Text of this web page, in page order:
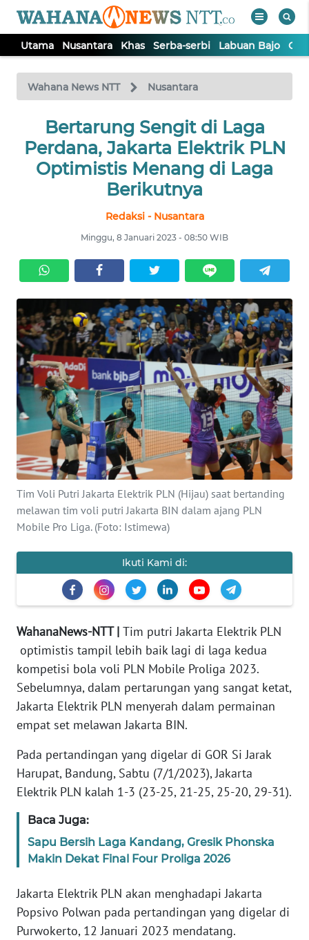
Utama Nusantara Khas Serba-serbi Labuan Bajo
Wahana News NTT Nusantara
Bertarung Sengit di Laga
Perdana, Jakarta Elektrik PLN
Optimistis Menang di Laga
Berikutnya
Redaksi - Nusantara
Minggu, 8 Januari 2023 - 08:50 WIB
Tim Voli Putri Jakarta Elektrik PLN (Hijau) saat bertanding
melawan tim voli putri Jakarta BIN dalam ajang PLN
Mobile Pro Liga. (Foto: Istimewa)
Ikuti Kami di:
WahanaNews-NTT | Tim putri Jakarta Elektrik PLN
optimistis tampil lebih baik lagi di laga kedua
kompetisi bola voli PLN Mobile Proliga 2023.
Sebelumnya, dalam pertarungan yang sangat ketat,
Jakarta Elektrik PLN menyerah dalam permainan
empat set melawan Jakarta BIN.
Pada pertandingan yang digelar di GOR Si Jarak
Harupat, Bandung, Sabtu (7/1/2023), Jakarta
Elektrik PLN kalah 1-3 (23-25, 21-25, 25-20, 29-31).
Baca Juga:
Sapu Bersih Laga Kandang, Gresik Phonska
Makin Dekat Final Four Proliga 2026
Jakarta Elektrik PLN akan menghadapi Jakarta
Popsivo Polwan pada pertandingan yang digelar di
Purwokerto, 12 Januari 2023 mendatang.
TV
Tutup
UTAMA
NUSANTARA
SERBI
LABUAN
BAJO
OPINI
Informasi
INDEKS
BERITA
KONTAK
KAMI
IKLAN
TENTANG
MEDIA
SIBER
REDAKSI
KARIR
DISCLAIMER
Wahana
News
Regional
WN
WN
JAKARTA